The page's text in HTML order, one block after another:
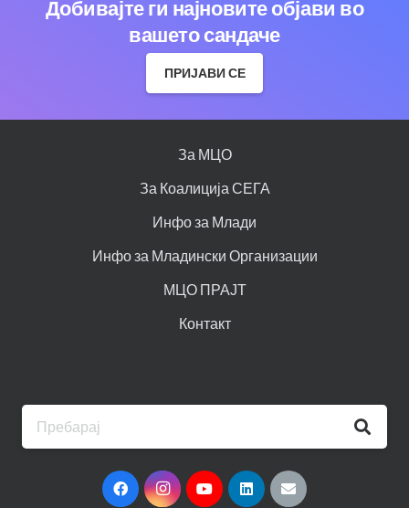
Добивајте ги најновите објави во
вашето сандаче
ПРИЈАВИ СЕ
За МЦО
За Коалиција СЕГА
Инфо за Млади
Инфо за Младински Организации
МЦО ПРАЈТ
Контакт